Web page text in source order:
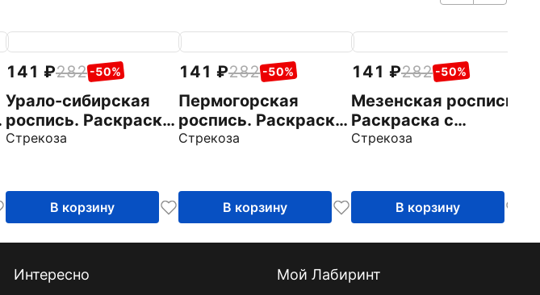
141 282 -50%
Урало-сибирская
роспись. Раскраска
с наклейками
Стрекоза
В корзину
141 282 -50%
Пермогорская
роспись. Раскраска
с наклейками
Стрекоза
В корзину
141 282 -50%
Мезенская роспись.
Раскраска с
наклейками
Стрекоза
В корзину
Интересно
Мой Лабиринт